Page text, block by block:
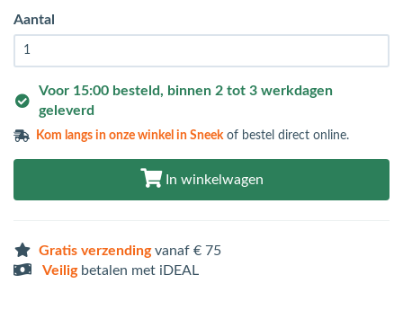
Aantal
Voor 15:00 besteld, binnen 2 tot 3 werkdagen
geleverd
Kom langs inonze winkel in Sneek of bestel direct online.
In winkelwagen
Gratis verzendingvanaf € 75
Veiligbetalen met iDEAL